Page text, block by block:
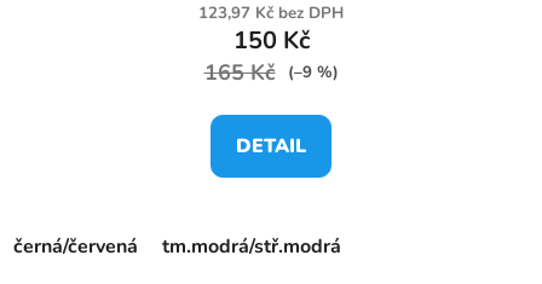
123,97 Kč bez DPH
150 Kč
165 Kč (–9 %)
DETAIL
černá/červená tm.modrá/stř.modrá